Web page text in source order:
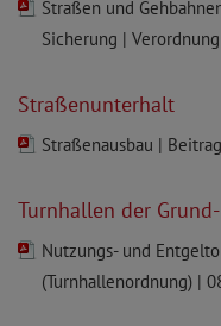
Straßen und
Sicherung |
Straßenunterhalt
Straßenausbau |
Turnhallen der
Nutzungs- und
(Turnhallenordnung) |